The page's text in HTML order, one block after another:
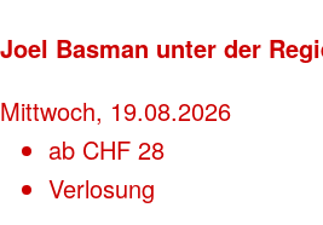
Joel Basman unter der
Mittwoch, 19.08.2026
ab CHF 28
Verlosung